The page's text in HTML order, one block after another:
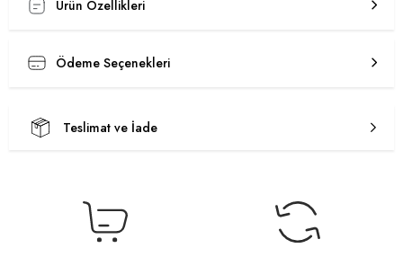
Ürün Özellikleri
Ödeme Seçenekleri
Teslimat ve İade